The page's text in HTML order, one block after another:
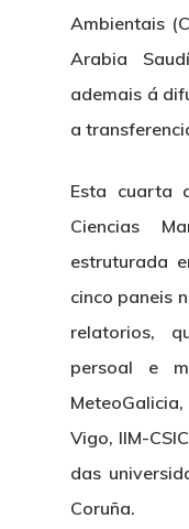
Ambientais
Arabia
ademais á
a
Esta cuarta
Ciencias
estruturada
cinco paneis
relatorios,
persoal e
Vigo, IIM-
das
Coruña.